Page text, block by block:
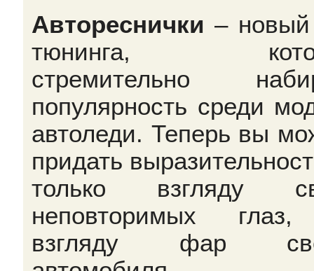
Автореснички –
тюнинга,
стремительно
популярность среди
автоледи. Теперь вы
придать
только взгляду
неповторимых
взгляду фар